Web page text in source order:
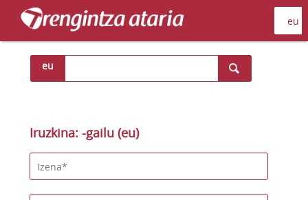
eu
Iruzkina: -gailu (eu)